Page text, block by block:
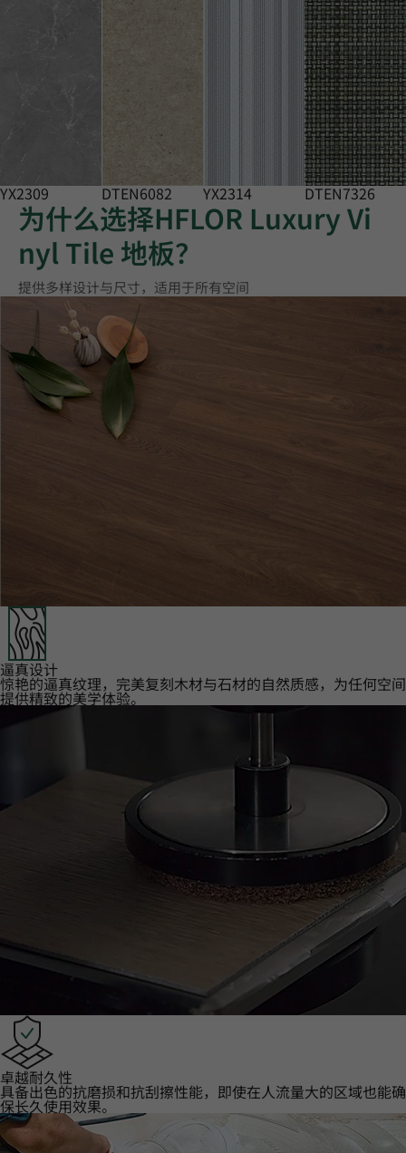
YX2309 DTEN6082 YX2314 DTEN7326
为什么选择HFLOR Luxury Vi
nyl Tile 地板？
提供多样设计与尺寸，适用于所有空间
逼真设计‌
惊艳的逼真纹理，完美复刻木材与石材的自然质感，为任何空间
提供精致的美学体验。
卓越耐久性‌
具备出色的抗磨损和抗刮擦性能，即使在人流量大的区域也能确
保长久使用效果。